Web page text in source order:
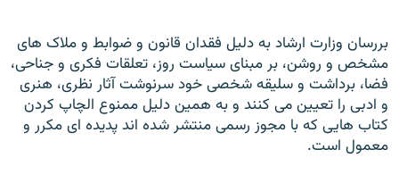
بررسان وزارت ارشاد به دليل فقدان قانون و ضوابط و ملاک های
مشخص و روشن، بر مبنای سياست روز، تعلقات فکری و جناحی،
فضا، برداشت و سليقه شخصی خود سرنوشت آثار نظری، هنری
و ادبی را تعيين می کنند و به همين دليل ممنوع الچاپ کردن
کتاب هایی که با مجوز رسمی منتشر شده اند پديده ای مکرر و
معمول است.